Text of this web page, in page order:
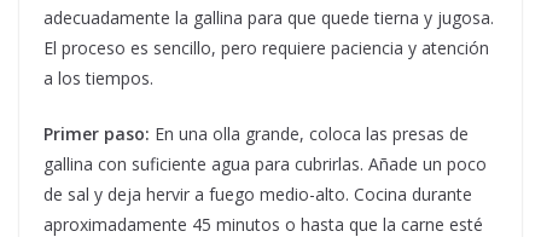
adecuadamente la gallina para que quede tierna y jugosa.
El proceso es sencillo, pero requiere paciencia y atención
a los tiempos.
Primer paso: En una olla grande, coloca las presas de
gallina con suficiente agua para cubrirlas. Añade un poco
de sal y deja hervir a fuego medio-alto. Cocina durante
aproximadamente 45 minutos o hasta que la carne esté